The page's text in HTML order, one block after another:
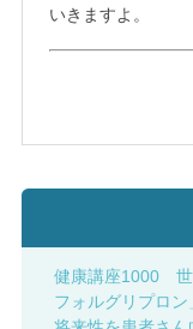
いきますよ。
健康講座1000 世
フォルグリプロ